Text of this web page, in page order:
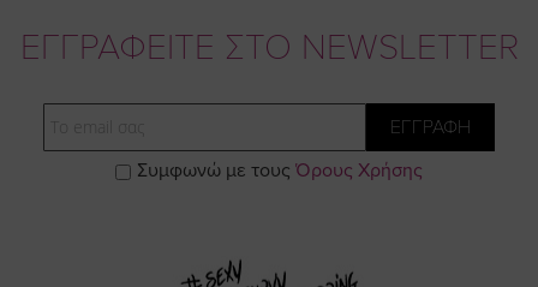
ΕΓΓΡΑΦΕΙΤΕ ΣΤΟ NEWSLETTER
ΕΓΓΡΑΦΗ
Συμφωνώ με τους Όρους Χρήσης